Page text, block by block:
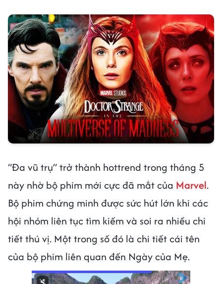
“Đa vũ trụ” trở thành hottrend trong tháng 5
này nhờ bộ phim mới cực đã mắt của Marvel.
Bộ phim chứng minh được sức hút lớn khi các
hội nhóm liên tục tìm kiếm và soi ra nhiều chi
tiết thú vị. Một trong số đó là chi tiết cái tên
của bộ phim liên quan đến Ngày của Mẹ.